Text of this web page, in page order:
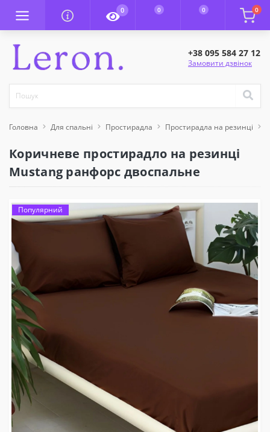
0 0 0 0
+38 095 584 27 12
Замовити дзвінок
Головна Для спальні Простирадла Простирадла на резинці
Коричневе простирадло на резинці
Mustang ранфорс двоспальне
Популярний